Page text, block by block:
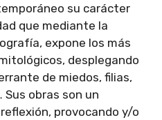
su carácter
que mediante la
expone los más
desplegando
de miedos, filias,
obras son un
provocando y/o